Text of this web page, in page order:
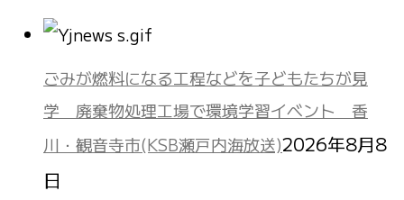
ごみが燃料になる工程などを子どもたちが見
学 廃棄物処理工場で環境学習イベント 香
川・観音寺市(KSB瀬戸内海放送)2026年8月8
日